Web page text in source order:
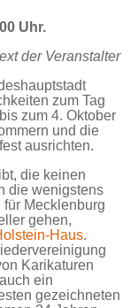
Uhr.
der Veranstalter
zum Tag
zum 4. Oktober
und die
ausrichten.
die keinen
die wenigstens
Mecklenburg
gehen,
Haus.
Karikaturen
ein
gezeichneten